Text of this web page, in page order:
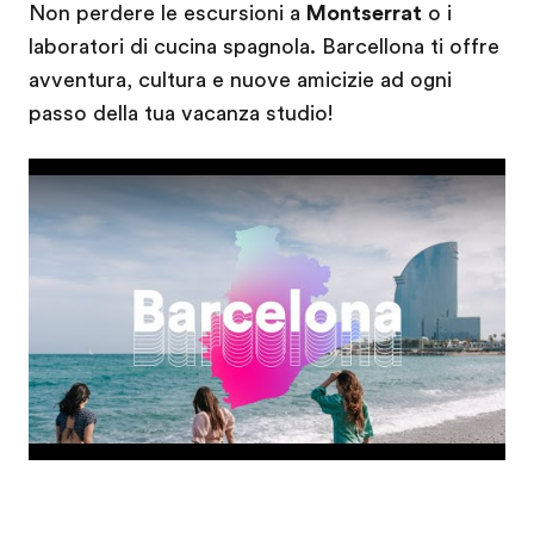
Non perdere le escursioni a Montserrat o i
laboratori di cucina spagnola. Barcellona ti offre
avventura, cultura e nuove amicizie ad ogni
passo della tua vacanza studio!
Play